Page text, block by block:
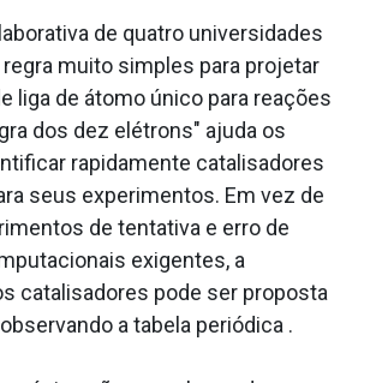
de quatro universidades
muito simples para projetar
liga de átomo único para reações
dos dez elétrons" ajuda os
rapidamente catalisadores
seus experimentos. Em vez de
de tentativa e erro de
exigentes, a
catalisadores pode ser proposta
a tabela periódica .